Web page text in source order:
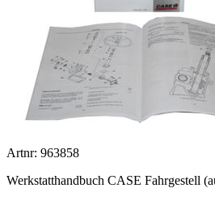
Artnr: 963858
Werkstatthandbuch CASE Fahrgestell